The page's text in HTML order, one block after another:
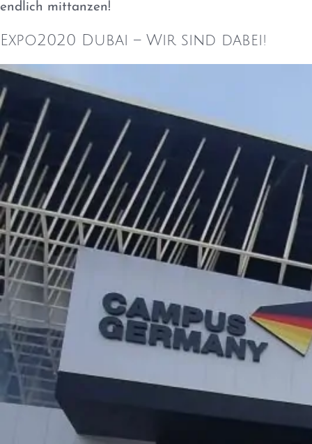
endlich mittanzen!
Expo2020 Dubai – Wir sind dabei!